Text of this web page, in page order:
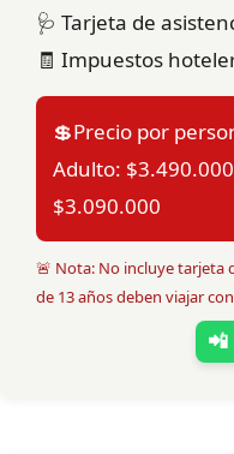
🩺 Tarjeta de
🧾 Impuestos
💲Precio por
Adulto:
$3.090.000
🚨 Nota: No incluye tarjeta
de 13 años deben viajar